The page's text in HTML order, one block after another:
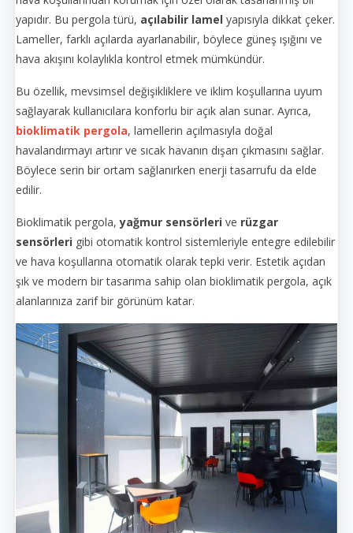
yapıdır. Bu pergola türü, açılabilir lamel yapısıyla dikkat çeker.
Lameller, farklı açılarda ayarlanabilir, böylece güneş ışığını ve
hava akışını kolaylıkla kontrol etmek mümkündür.
Bu özellik, mevsimsel değişikliklere ve iklim koşullarına uyum
sağlayarak kullanıcılara konforlu bir açık alan sunar. Ayrıca,
bioklimatik pergola, lamellerin açılmasıyla doğal
havalandırmayı artırır ve sıcak havanın dışarı çıkmasını sağlar.
Böylece serin bir ortam sağlanırken enerji tasarrufu da elde
edilir.
Bioklimatik pergola,yağmur sensörleri ve rüzgar
sensörleri gibi otomatik kontrol sistemleriyle entegre edilebilir
ve hava koşullarına otomatik olarak tepki verir. Estetik açıdan
şık ve modern bir tasarıma sahip olan bioklimatik pergola, açık
alanlarınıza zarif bir görünüm katar.